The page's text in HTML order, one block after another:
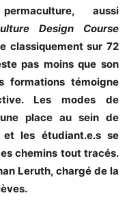
aussi
Design Course
classiquement sur 72
pas moins que son
formations témoigne
Les modes de
place au sein de
et les étudiant.e.s se
chemins tout tracés.
Leruth, chargé de la